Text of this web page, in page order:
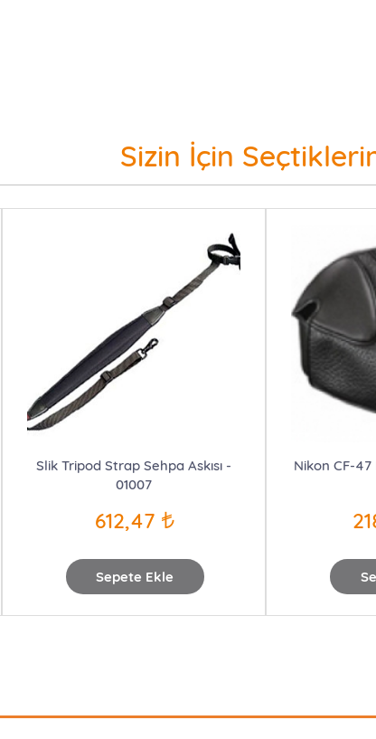
Sizin İçin
Sepete Ekle
Slik Tripod Strap Sehpa Askısı -
01007
612,47
Nikon CF-47